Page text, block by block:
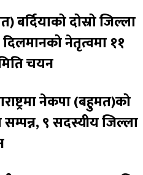
बर्दियाको दोस्रो जिल्ला
नेतृत्वमा ११
चयन
नेकपा (बहुमत)को
९ सदस्यीय जिल्ला